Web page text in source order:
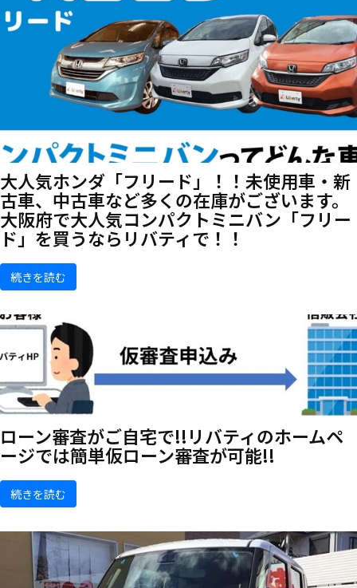
大人気ホンダ「フリード」！！未使用車・新
古車、中古車など多くの在庫がございます。
大阪府で大人気コンパクトミニバン「フリー
ド」を買うならリバティで！！
続きを読む
ローン審査がご自宅で!!リバティのホームペ
ージでは簡単仮ローン審査が可能!!
続きを読む